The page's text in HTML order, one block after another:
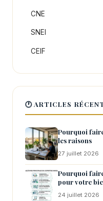
CNE
SNEI
CEIF
🕐 ARTICLES
Pourquoi
les raisons
27 juillet 2026
Pourquoi
pour votre
24 juillet 2026